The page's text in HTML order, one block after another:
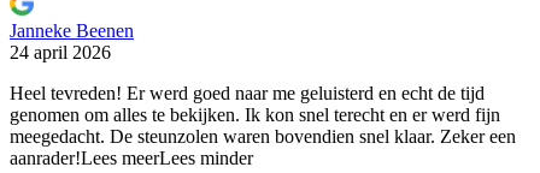
Janneke Beenen
24 april 2026
Heel tevreden! Er werd goed naar me geluisterd en echt de tijd
genomen om alles te bekijken. Ik kon snel terecht en er werd fijn
meegedacht. De steunzolen waren bovendien snel klaar. Zeker een
aanrader!Lees meerLees minder